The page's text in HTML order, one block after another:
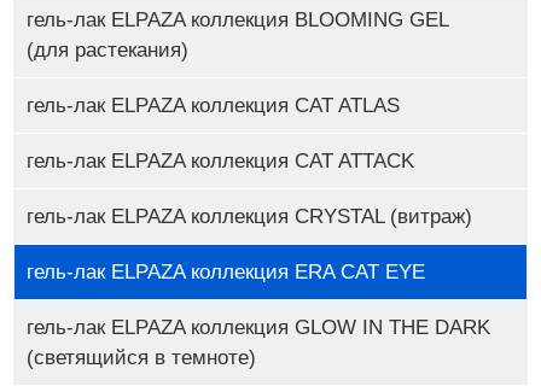
гель-лак ELPAZA коллекция BLOOMING GEL
(для растекания)
гель-лак ELPAZA коллекция CAT ATLAS
гель-лак ELPAZA коллекция CAT ATTACK
гель-лак ELPAZA коллекция CRYSTAL (витраж)
гель-лак ELPAZA коллекция ERA CAT EYE
гель-лак ELPAZA коллекция GLOW IN THE DARK
(светящийся в темноте)